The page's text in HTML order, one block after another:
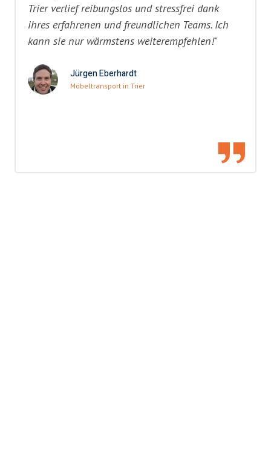
Trier verlief reibungslos und stressfrei dank
ihres erfahrenen und freundlichen Teams. Ich
kann sie nur wärmstens weiterempfehlen!"
Jürgen Eberhardt
Möbeltransport in Trier